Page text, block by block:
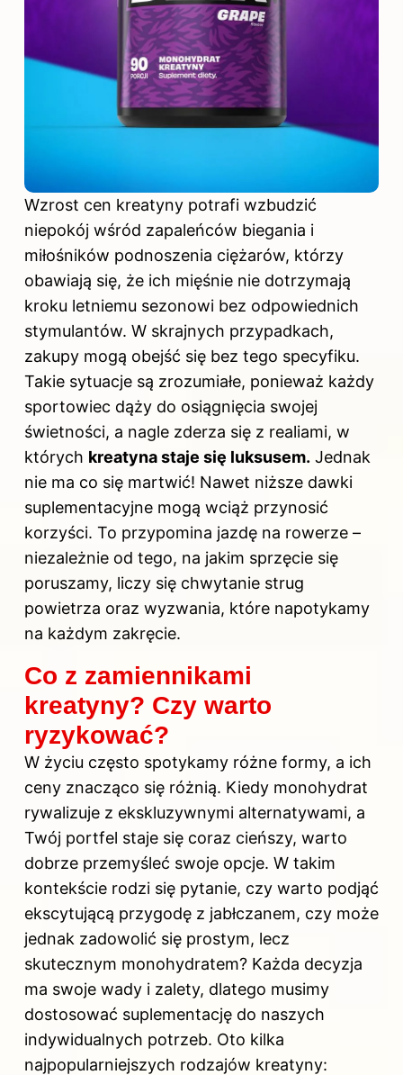
Wzrost cen kreatyny potrafi wzbudzić
niepokój wśród zapaleńców biegania i
miłośników podnoszenia ciężarów, którzy
obawiają się, że ich mięśnie nie dotrzymają
kroku letniemu sezonowi bez odpowiednich
stymulantów. W skrajnych przypadkach,
zakupy mogą obejść się bez tego specyfiku.
Takie sytuacje są zrozumiałe, ponieważ każdy
sportowiec dąży do osiągnięcia swojej
świetności, a nagle zderza się z realiami, w
których kreatyna staje się luksusem. Jednak
nie ma co się martwić! Nawet niższe dawki
suplementacyjne mogą wciąż przynosić
korzyści. To przypomina jazdę na rowerze –
niezależnie od tego, na jakim sprzęcie się
poruszamy, liczy się chwytanie strug
powietrza oraz wyzwania, które napotykamy
na każdym zakręcie.
Co z zamiennikami
kreatyny? Czy warto
ryzykować?
W życiu często spotykamy różne formy, a ich
ceny znacząco się różnią. Kiedy monohydrat
rywalizuje z ekskluzywnymi alternatywami, a
Twój portfel staje się coraz cieńszy, warto
dobrze przemyśleć swoje opcje. W takim
kontekście rodzi się pytanie, czy warto podjąć
ekscytującą przygodę z jabłczanem, czy może
jednak zadowolić się prostym, lecz
skutecznym monohydratem? Każda decyzja
ma swoje wady i zalety, dlatego musimy
dostosować suplementację do naszych
indywidualnych potrzeb. Oto kilka
najpopularniejszych rodzajów kreatyny: